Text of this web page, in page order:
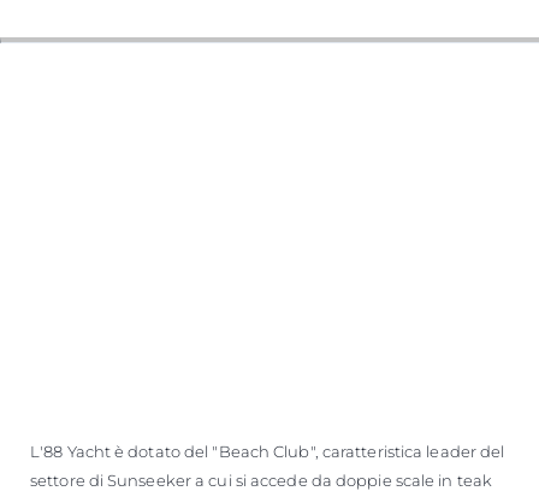
L'88 Yacht è dotato del "Beach Club", caratteristica leader del
settore di Sunseeker a cui si accede da doppie scale in teak